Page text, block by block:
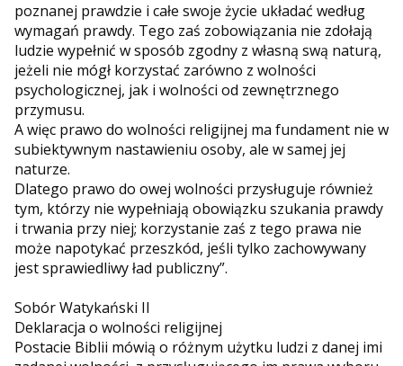
poznanej prawdzie i całe swoje życie układać według
wymagań prawdy. Tego zaś zobowiązania nie zdołają
ludzie wypełnić w sposób zgodny z własną swą naturą,
jeżeli nie mógł korzystać zarówno z wolności
psychologicznej, jak i wolności od zewnętrznego
przymusu.
A więc prawo do wolności religijnej ma fundament nie w
subiektywnym nastawieniu osoby, ale w samej jej
naturze.
Dlatego prawo do owej wolności przysługuje również
tym, którzy nie wypełniają obowiązku szukania prawdy
i trwania przy niej; korzystanie zaś z tego prawa nie
może napotykać przeszkód, jeśli tylko zachowywany
jest sprawiedliwy ład publiczny”.
Sobór Watykański II
Deklaracja o wolności religijnej
Postacie Biblii mówią o różnym użytku ludzi z danej imi